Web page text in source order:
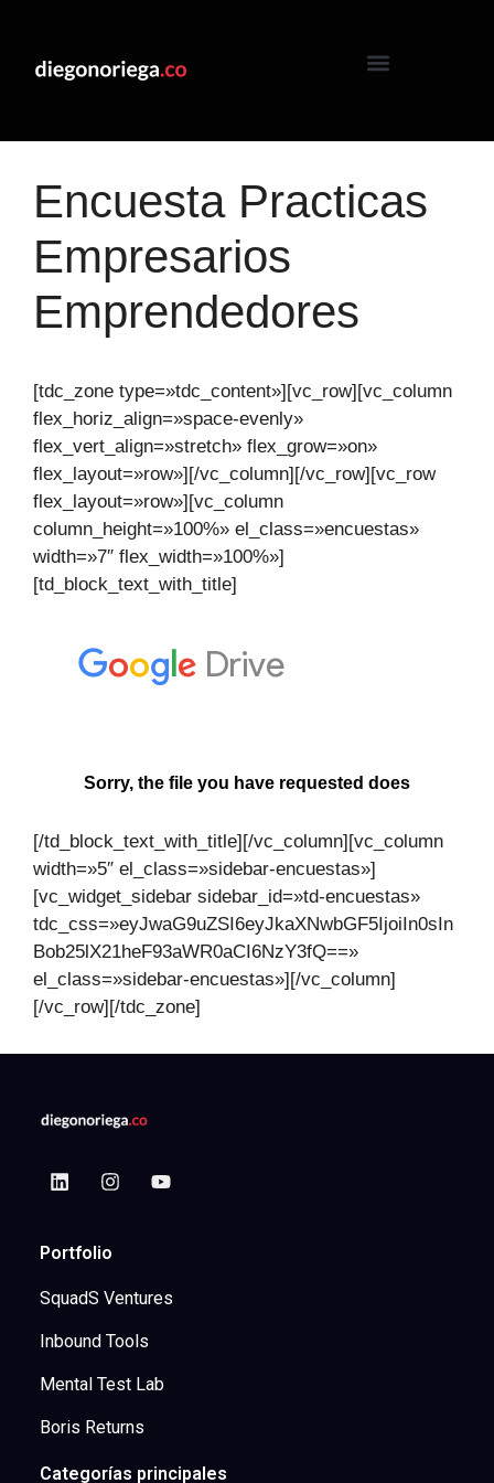
Encuesta Practicas
Empresarios
Emprendedores
[tdc_zone type=»tdc_content»][vc_row][vc_column
flex_horiz_align=»space-evenly»
flex_vert_align=»stretch» flex_grow=»on»
flex_layout=»row»][/vc_column][/vc_row][vc_row
flex_layout=»row»][vc_column
column_height=»100%» el_class=»encuestas»
width=»7″ flex_width=»100%»]
[td_block_text_with_title]
[/td_block_text_with_title][/vc_column][vc_column
width=»5″ el_class=»sidebar-encuestas»]
[vc_widget_sidebar sidebar_id=»td-encuestas»
tdc_css=»eyJwaG9uZSI6eyJkaXNwbGF5IjoiIn0sIn
Bob25lX21heF93aWR0aCI6NzY3fQ==»
el_class=»sidebar-encuestas»][/vc_column]
[/vc_row][/tdc_zone]
Portfolio
SquadS Ventures
Inbound Tools
Mental Test Lab
Boris Returns
Categorías principales